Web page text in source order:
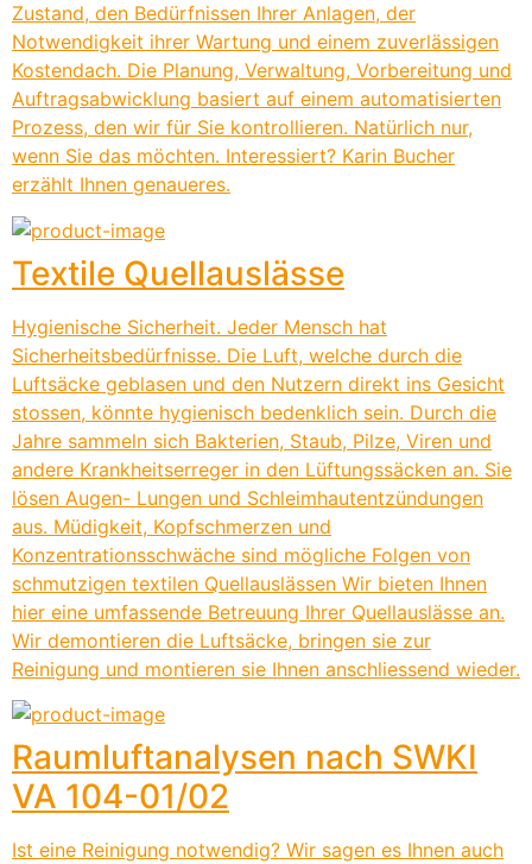
Zustand, den Bedürfnissen Ihrer Anlagen, der
Notwendigkeit ihrer Wartung und einem zuverlässigen
Kostendach. Die Planung, Verwaltung, Vorbereitung und
Auftragsabwicklung basiert auf einem automatisierten
Prozess, den wir für Sie kontrollieren. Natürlich nur,
wenn Sie das möchten. Interessiert? Karin Bucher
erzählt Ihnen genaueres.
Textile Quellauslässe
Hygienische Sicherheit. Jeder Mensch hat
Sicherheitsbedürfnisse. Die Luft, welche durch die
Luftsäcke geblasen und den Nutzern direkt ins Gesicht
stossen, könnte hygienisch bedenklich sein. Durch die
Jahre sammeln sich Bakterien, Staub, Pilze, Viren und
andere Krankheitserreger in den Lüftungssäcken an. Sie
lösen Augen- Lungen und Schleimhautentzündungen
aus. Müdigkeit, Kopfschmerzen und
Konzentrationsschwäche sind mögliche Folgen von
schmutzigen textilen Quellauslässen Wir bieten Ihnen
hier eine umfassende Betreuung Ihrer Quellauslässe an.
Wir demontieren die Luftsäcke, bringen sie zur
Reinigung und montieren sie Ihnen anschliessend wieder.
Raumluftanalysen nach SWKI
VA 104-01/02
Ist eine Reinigung notwendig? Wir sagen es Ihnen auch